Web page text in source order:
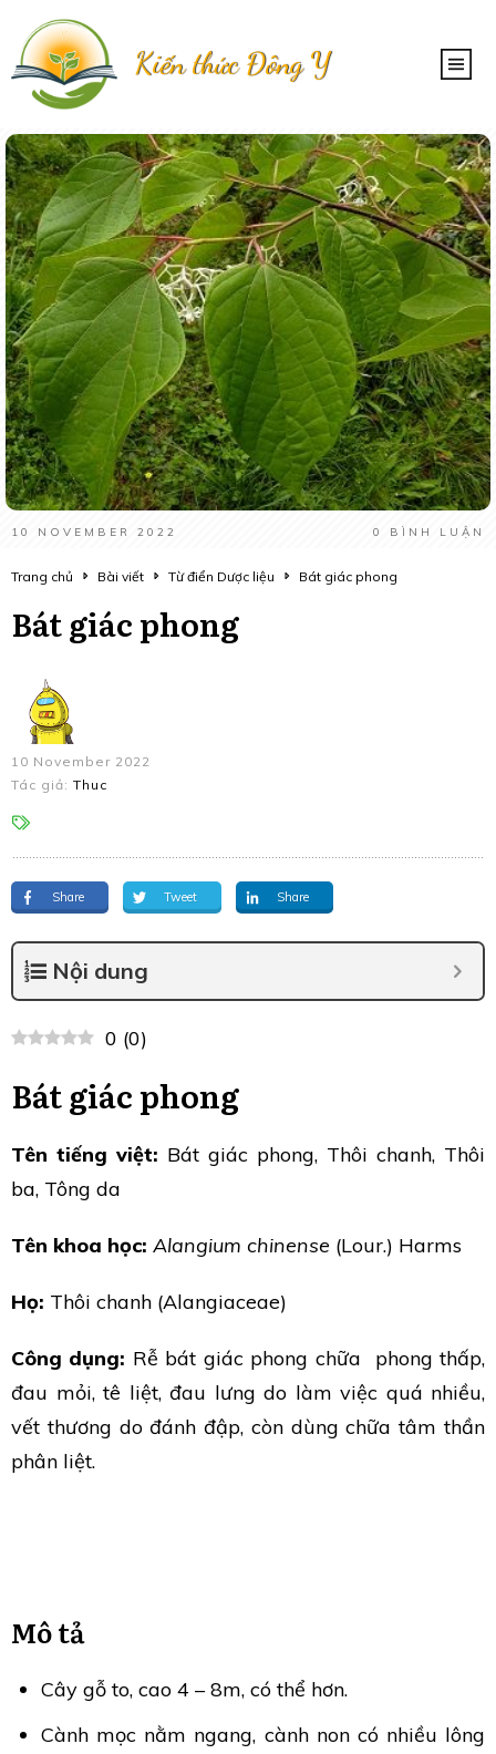
Kiến thức Đông Y
10 NOVEMBER 2022 0 BÌNH LUẬN
Trang chủ Bài viết Từ điển Dược liệu Bát giác phong
Bát giác phong
10 November 2022
Tác giả: Thuc
Share Tweet Share
Nội dung
0 (0)
Bát giác phong
Tên tiếng việt: Bát giác phong, Thôi chanh, Thôi
ba, Tông da
Tên khoa học: Alangium chinense (Lour.) Harms
Họ: Thôi chanh (Alangiaceae)
Công dụng: Rễ bát giác phong chữa phong thấp,
đau mỏi, tê liệt, đau lưng do làm việc quá nhiều,
vết thương do đánh đập, còn dùng chữa tâm thần
phân liệt.
Mô tả
Cây gỗ to, cao 4 – 8m, có thể hơn.
Cành mọc nằm ngang, cành non có nhiều lông